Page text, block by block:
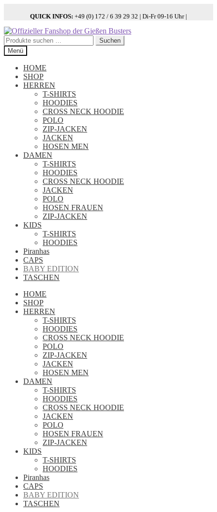
QUICK INFOS: +49 (0) 172 / 6 39 29 32 | Di-Fr 09-16 Uhr |
Zur
Navigation
springen
Zum
Inhalt
springen
Suchen
nach:
Suchen
Menü
HOME
SHOP
HERREN
T-SHIRTS
HOODIES
CROSS NECK HOODIE
POLO
ZIP-JACKEN
JACKEN
HOSEN MEN
DAMEN
T-SHIRTS
HOODIES
CROSS NECK HOODIE
JACKEN
POLO
HOSEN FRAUEN
ZIP-JACKEN
KIDS
T-SHIRTS
HOODIES
Piranhas
CAPS
BABY EDITION
TASCHEN
HOME
SHOP
HERREN
T-SHIRTS
HOODIES
CROSS NECK HOODIE
POLO
ZIP-JACKEN
JACKEN
HOSEN MEN
DAMEN
T-SHIRTS
HOODIES
CROSS NECK HOODIE
JACKEN
POLO
HOSEN FRAUEN
ZIP-JACKEN
KIDS
T-SHIRTS
HOODIES
Piranhas
CAPS
BABY EDITION
TASCHEN